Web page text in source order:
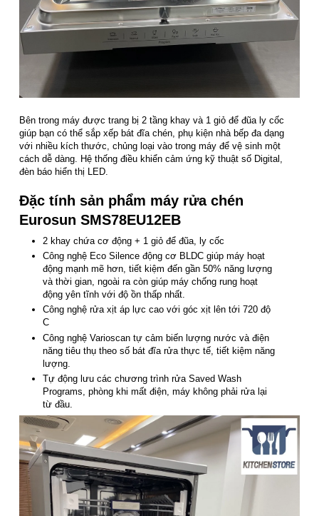
Bên trong máy được trang bị 2 tầng khay và 1 giỏ để đũa ly cốc
giúp bạn có thể sắp xếp bát đĩa chén, phụ kiện nhà bếp đa dạng
với nhiều kích thước, chủng loại vào trong máy để vệ sinh một
cách dễ dàng. Hệ thống điều khiển cảm ứng kỹ thuật số Digital,
đèn báo hiển thị LED.
Đặc tính sản phẩm máy rửa chén
Eurosun SMS78EU12EB
2 khay chứa cơ động + 1 giỏ để đũa, ly cốc
Công nghệ Eco Silence động cơ BLDC giúp máy hoạt
động mạnh mẽ hơn, tiết kiệm đến gần 50% năng lượng
và thời gian, ngoài ra còn giúp máy chống rung hoạt
động yên tĩnh với độ ồn thấp nhất.
Công nghệ rửa xịt áp lực cao với góc xịt lên tới 720 độ
C
Công nghệ Varioscan tự cảm biến lượng nước và điện
năng tiêu thụ theo số bát đĩa rửa thực tế, tiết kiệm năng
lượng.
Tự động lưu các chương trình rửa Saved Wash
Programs, phòng khi mất điện, máy không phải rửa lại
từ đầu.